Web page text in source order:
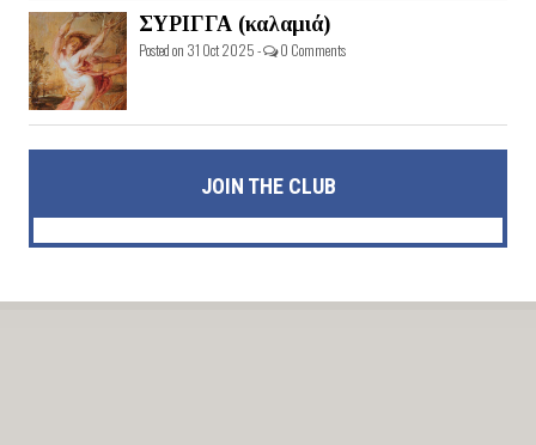
ΣΥΡΙΓΓΑ (καλαμιά)
Posted on 31 Oct 2025 - 0 Comments
JOIN THE CLUB